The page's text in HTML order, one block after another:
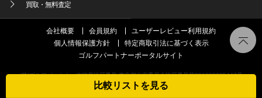
買取・無料査定
会社概要 会員規約
ユーザーレビュー利用規約
個人情報保護方針
特定商取引法に基づく表示
ゴルフパートナーポータルサイト
(株)ゴルフパートナー古物商許可番号 東京都公安委員会許可番号第301089905447号
比較リストを見る